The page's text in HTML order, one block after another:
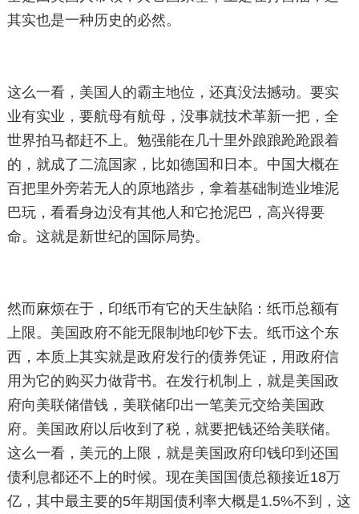
其实也是一种历史的必然。
这么一看，美国人的霸主地位，还真没法撼动。要实
业有实业，要航母有航母，没事就技术革新一把，全
世界拍马都赶不上。勉强能在几十里外踉踉跄跄跟着
的，就成了二流国家，比如德国和日本。中国大概在
百把里外旁若无人的原地踏步，拿着基础制造业堆泥
巴玩，看看身边没有其他人和它抢泥巴，高兴得要
命。这就是新世纪的国际局势。
然而麻烦在于，印纸币有它的天生缺陷：纸币总额有
上限。美国政府不能无限制地印钞下去。纸币这个东
西，本质上其实就是政府发行的债券凭证，用政府信
用为它的购买力做背书。在发行机制上，就是美国政
府向美联储借钱，美联储印出一笔美元交给美国政
府。美国政府以后收到了税，就要把钱还给美联储。
这么一看，美元的上限，就是美国政府印钱印到还国
债利息都还不上的时候。现在美国国债总额接近18万
亿，其中最主要的5年期国债利率大概是1.5%不到，这